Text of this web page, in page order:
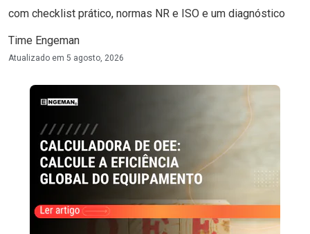
com checklist prático, normas NR e ISO e um diagnóstico
Time Engeman
Atualizado em 5 agosto, 2026